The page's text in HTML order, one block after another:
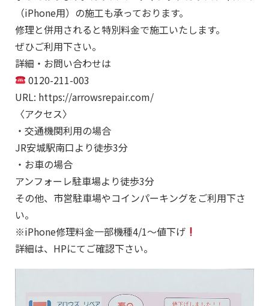
（iPhone用）の施工も承っております。
修理と併用されると特別料金で施工いたします。
ぜひご利用下さい。
詳細・お問い合わせは
0120-211-003
URL: https://arrowsrepair.com/
〈アクセス〉
・交通機関利用の場合
JR安城駅南口より徒歩3分
・お車の場合
アンフォーレ駐車場より徒歩3分
その他、市営駐車場やコインパーキングをご利用下さ
い。
※iPhone修理料金一部機種4/1～値下げ
詳細は、HPにてご確認下さい。